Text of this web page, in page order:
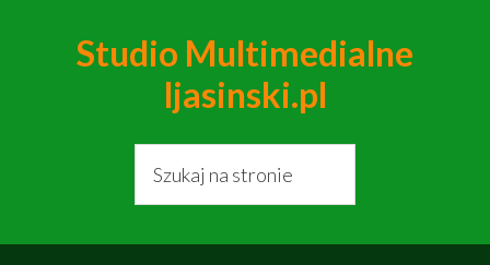
Studio Multimedialne
ljasinski.pl